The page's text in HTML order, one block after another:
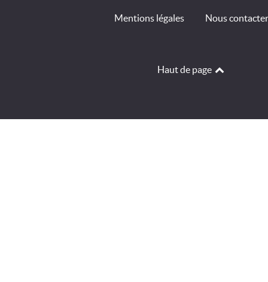
Mentions légales Nous contacter
Haut de page